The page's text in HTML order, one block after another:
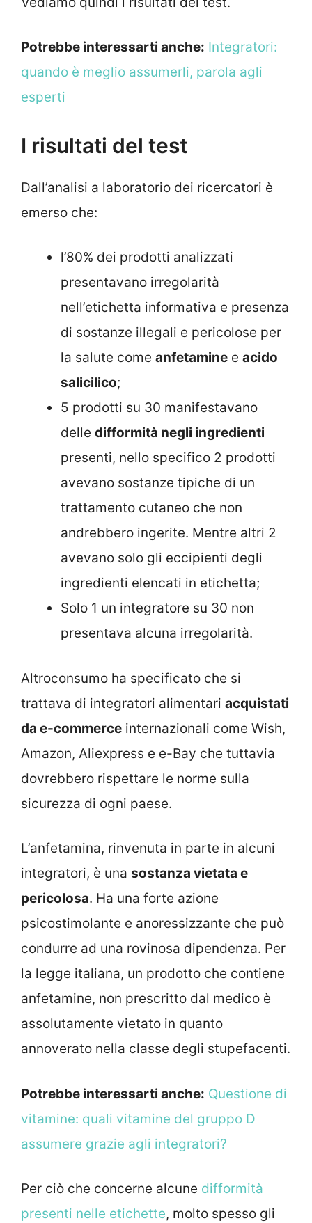
Potrebbe interessarti anche: Integratori:
quando è meglio assumerli, parola agli
esperti
I risultati del test
Dall’analisi a laboratorio dei ricercatori è
emerso che:
l’80% dei prodotti analizzati
presentavano irregolarità
nell’etichetta informativa e presenza
di sostanze illegali e pericolose per
la salute come anfetamine e acido
salicilico;
5 prodotti su 30 manifestavano
delle difformità negli ingredienti
presenti, nello specifico 2 prodotti
avevano sostanze tipiche di un
trattamento cutaneo che non
andrebbero ingerite. Mentre altri 2
avevano solo gli eccipienti degli
ingredienti elencati in etichetta;
Solo 1 un integratore su 30 non
presentava alcuna irregolarità.
Altroconsumo ha specificato che si
trattava di integratori alimentari acquistati
da e-commerce internazionali come Wish,
Amazon, Aliexpress e e-Bay che tuttavia
dovrebbero rispettare le norme sulla
sicurezza di ogni paese.
L’anfetamina, rinvenuta in parte in alcuni
integratori, è una sostanza vietata e
pericolosa. Ha una forte azione
psicostimolante e anoressizzante che può
condurre ad una rovinosa dipendenza. Per
la legge italiana, un prodotto che contiene
anfetamine, non prescritto dal medico è
assolutamente vietato in quanto
annoverato nella classe degli stupefacenti.
Potrebbe interessarti anche: Questione di
vitamine: quali vitamine del gruppo D
assumere grazie agli integratori?
Per ciò che concerne alcune difformità
presenti nelle etichette, molto spesso gli